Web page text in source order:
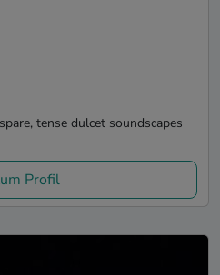
tense dulcet soundscapes
Profil